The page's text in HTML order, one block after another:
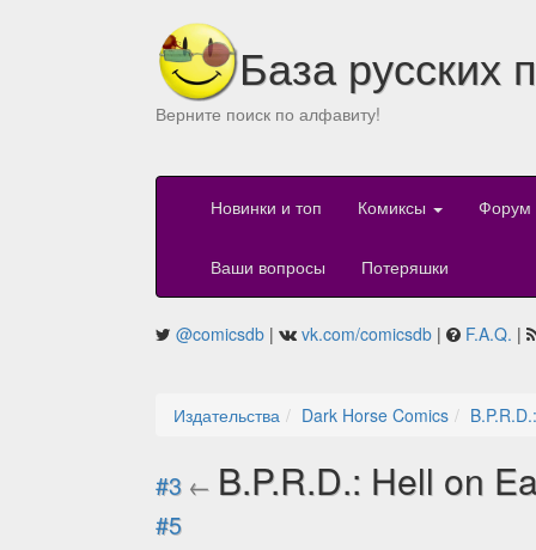
База русских
Верните поиск по алфавиту!
Новинки и топ Комиксы Форум
Ваши вопросы Потеряшки
@comicsdb | vk.com/comicsdb | F.A.Q. |
Издательства Dark Horse Comics
#3 ← B.P.R.D.: Hell on
#5